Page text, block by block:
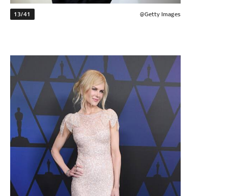
13/41 @Getty Images